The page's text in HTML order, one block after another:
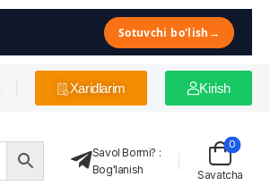
Sotuvchi bo'lish →
Xaridlarim Kirish
Savol Bormi? :
Bog'lanish
Savatcha
0